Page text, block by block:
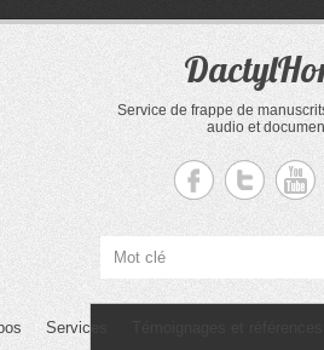
Service de frappe de
audio et
Services